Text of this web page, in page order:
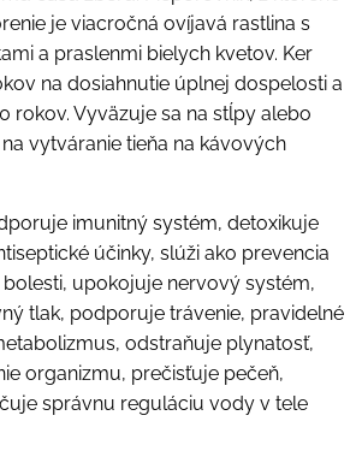
je viacročná ovíjavá rastlina s
a praslenmi bielych kvetov. Ker
na dosiahnutie úplnej dospelosti a
rokov. Vyväzuje sa na stĺpy alebo
vytváranie tieňa na kávových
imunitný systém, detoxikuje
účinky, slúži ako prevencia
upokojuje nervový systém,
tlak, podporuje trávenie, pravidelné
odstraňuje plynatosť,
organizmu, prečisťuje pečeň,
správnu reguláciu vody v tele